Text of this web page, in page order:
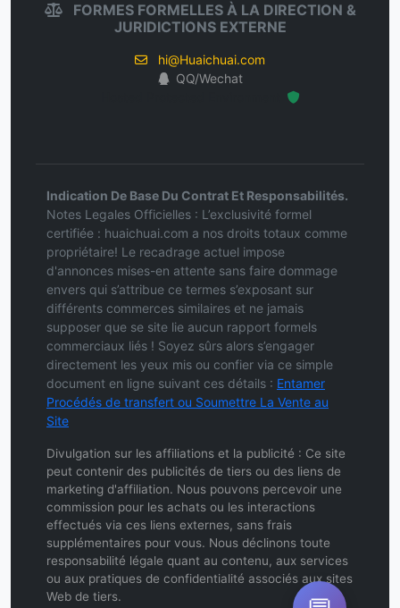
FORMES FORMELLES À LA DIRECTION &
JURIDICTIONS EXTERNE
hi@Huaichuai.com
QQ/Wechat
Indication De Base Du Contrat Et Responsabilités.
Notes Legales Officielles : L’exclusivité formel
certifiée : huaichuai.com a nos droits totaux comme
propriétaire! Le recadrage actuel impose
d'annonces mises-en attente sans faire dommage
envers qui s’attribue ce termes s’exposant sur
différents commerces similaires et ne jamais
supposer que se site lie aucun rapport formels
commerciaux liés ! Soyez sûrs alors s’engager
directement les yeux mis ou confier via ce simple
document en ligne suivant ces détails : Entamer
Procédés de transfert ou Soumettre La Vente au
Site
Divulgation sur les affiliations et la publicité : Ce site
peut contenir des publicités de tiers ou des liens de
marketing d'affiliation. Nous pouvons percevoir une
commission pour les achats ou les interactions
effectués via ces liens externes, sans frais
supplémentaires pour vous. Nous déclinons toute
responsabilité légale quant au contenu, aux services
ou aux pratiques de confidentialité associés aux sites
Web de tiers.